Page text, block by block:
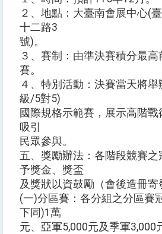
２、地點：大臺南會展中心(
十二路3
號)。
３、賽制：由準決賽積分最
賽。
４、特別活動：決賽當天將舉
級/5對5)
國際規格示範賽，展示高階戰
吸引
民眾參與。
五、獎勵辦法：各階段競賽
予獎金、獎盃
及獎狀以資鼓勵（會後造冊寄
(一)分區賽：各分組之分區賽
下同)1萬
元、亞軍5,000元及季軍3,000